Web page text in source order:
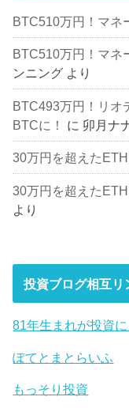
BTC510万円！マネ
BTC510万円！マネ
ンニング より
BTC493万円！リオ
BTCに！
に 卯月ナ
30万円を超えた
30万円を超えた
より
投資ブログ相互リ
81年生まれが投資
ぽてとまとらいふ
もっそり投資